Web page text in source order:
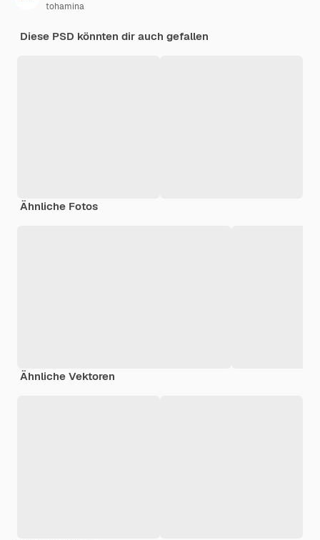
tohamina
Diese PSD könnten dir auch gefallen
Ähnliche Fotos
Ähnliche Vektoren